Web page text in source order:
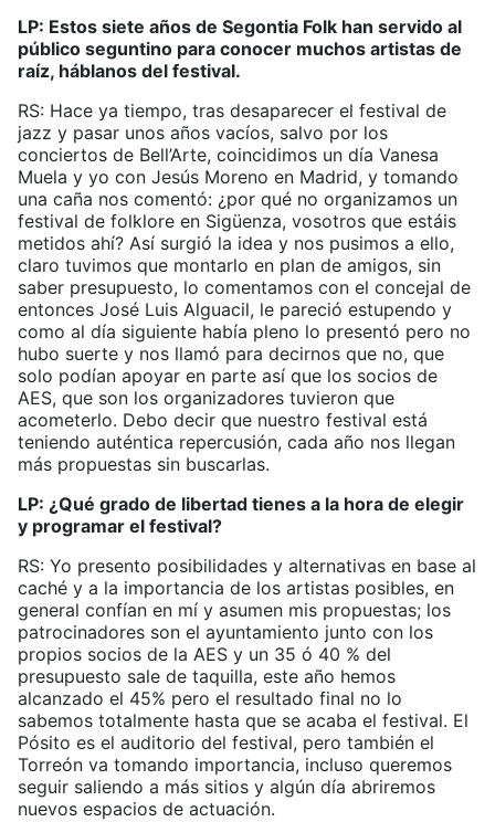
LP: Estos siete años de Segontia Folk han servido al
público seguntino para conocer muchos artistas de
raíz, háblanos del festival.
RS: Hace ya tiempo, tras desaparecer el festival de
jazz y pasar unos años vacíos, salvo por los
conciertos de Bell’Arte, coincidimos un día Vanesa
Muela y yo con Jesús Moreno en Madrid, y tomando
una caña nos comentó: ¿por qué no organizamos un
festival de folklore en Sigüenza, vosotros que estáis
metidos ahí? Así surgió la idea y nos pusimos a ello,
claro tuvimos que montarlo en plan de amigos, sin
saber presupuesto, lo comentamos con el concejal de
entonces José Luis Alguacil, le pareció estupendo y
como al día siguiente había pleno lo presentó pero no
hubo suerte y nos llamó para decirnos que no, que
solo podían apoyar en parte así que los socios de
AES, que son los organizadores tuvieron que
acometerlo. Debo decir que nuestro festival está
teniendo auténtica repercusión, cada año nos llegan
más propuestas sin buscarlas.
LP: ¿Qué grado de libertad tienes a la hora de elegir
y programar el festival?
RS: Yo presento posibilidades y alternativas en base al
caché y a la importancia de los artistas posibles, en
general confían en mí y asumen mis propuestas; los
patrocinadores son el ayuntamiento junto con los
propios socios de la AES y un 35 ó 40 % del
presupuesto sale de taquilla, este año hemos
alcanzado el 45% pero el resultado final no lo
sabemos totalmente hasta que se acaba el festival. El
Pósito es el auditorio del festival, pero también el
Torreón va tomando importancia, incluso queremos
seguir saliendo a más sitios y algún día abriremos
nuevos espacios de actuación.